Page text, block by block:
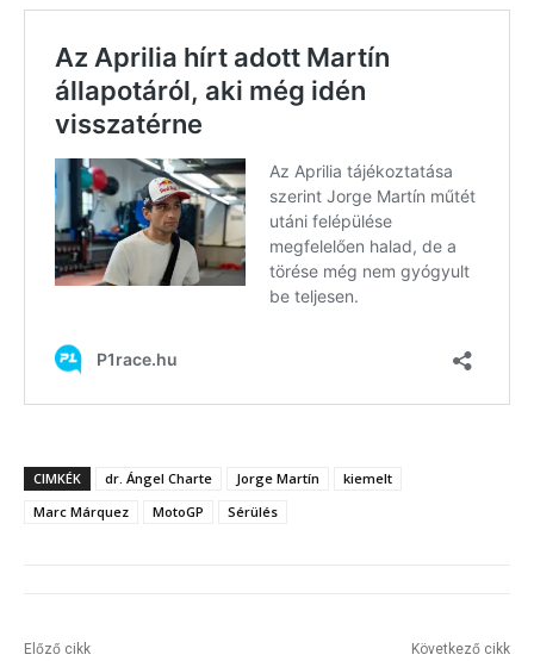
CIMKÉK dr. Ángel Charte Jorge Martín
kiemelt
Marc Márquez
MotoGP Sérülés
Előző cikk Következő cikk